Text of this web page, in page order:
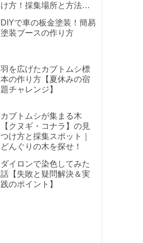
け方！採集場所と方法や
DIYで車の板金塗装！簡易
塗装ブースの作り方
羽を広げたカブトムシ標
本の作り方【夏休みの宿
題チャレンジ】
カブトムシが集まる木
【クヌギ・コナラ】の見
つけ方と採集スポット｜
どんぐりの木を探せ！
ダイロンで染色してみた
話【失敗と疑問解決＆実
践のポイント】